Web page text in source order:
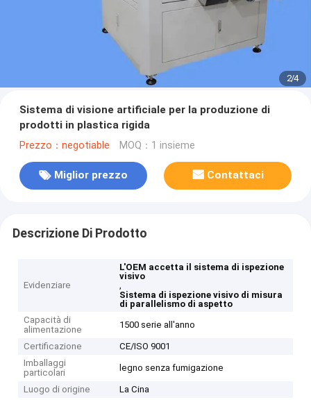
2/4
Sistema di visione artificiale per la produzione di
prodotti in plastica rigida
Prezzo：negotiable MOQ：1 insieme
Miglior prezzo Contattaci
Descrizione Di Prodotto
Evidenziare
L'OEM accetta il sistema di ispezione
visivo
,
Sistema di ispezione visivo di misura
di parallelismo di aspetto
Capacità di
alimentazione
1500 serie all'anno
Certificazione
CE/ISO 9001
Imballaggi
particolari
legno senza fumigazione
Luogo di origine
La Cina